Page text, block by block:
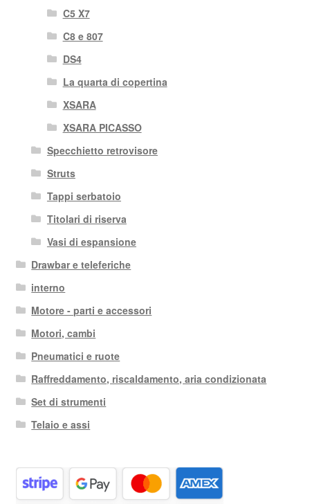
C5 X7
C8 e 807
DS4
La quarta di copertina
XSARA
XSARA PICASSO
Specchietto retrovisore
Struts
Tappi serbatoio
Titolari di riserva
Vasi di espansione
Drawbar e teleferiche
interno
Motore - parti e accessori
Motori, cambi
Pneumatici e ruote
Raffreddamento, riscaldamento, aria condizionata
Set di strumenti
Telaio e assi